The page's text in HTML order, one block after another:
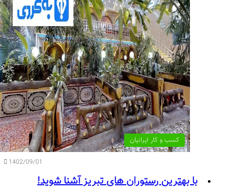
کسب و کار ایرانیان
1402/09/01
با بهترین رستوران های تبریز آشنا شوید!